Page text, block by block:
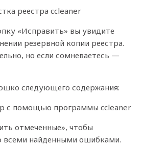
«Исправить» вы увидите
резервной копии реестра.
но если сомневаетесь —
следующего содержания:
отмеченные», чтобы
всеми найденными ошибками.